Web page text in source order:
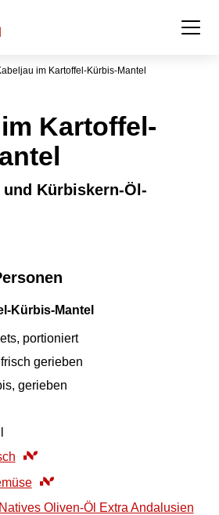
im Kartoffel-Kürbis-Mantel
Kartoffel-
Kürbiskern-Öl-
Kürbis-Mantel
portioniert
gerieben
gerieben
Oliven-Öl Extra Andalusien